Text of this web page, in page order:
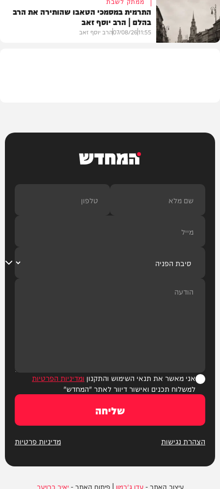
דעות
התרמית במסמכי הטאבו שהותירה את הרב
בהלם | הרב יוסף זאב
11:55
07/08/26הרב יוסף זאב
המחדש
אני מאשר את תנאי השימוש והתקנון ומדיניות הפרטיות
למשלוח תכנים ואישור דיוור לאתר "המחדש"
שליחה
הצהרת נגישות מדיניות פרטיות
עיצוב האתר -עדן ג'רמון | פיתוח האתר -יאיר ברויער